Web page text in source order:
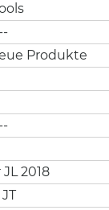
Produkte
2018